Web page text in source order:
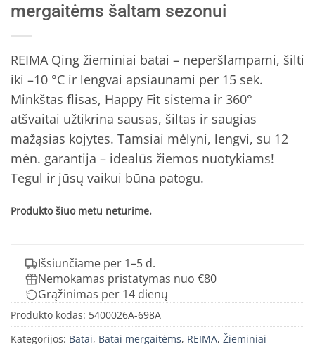
mergaitėms šaltam sezonui
REIMA Qing žieminiai batai – neperšlampami, šilti
iki –10 °C ir lengvai apsiaunami per 15 sek.
Minkštas flisas, Happy Fit sistema ir 360°
atšvaitai užtikrina sausas, šiltas ir saugias
mažąsias kojytes. Tamsiai mėlyni, lengvi, su 12
mėn. garantija – idealūs žiemos nuotykiams!
Tegul ir jūsų vaikui būna patogu.
Produkto šiuo metu neturime.
Išsiunčiame per 1–5 d.
Nemokamas pristatymas nuo €80
Grąžinimas per 14 dienų
Produkto kodas: 5400026A-698A
Kategorijos: Batai, Batai mergaitėms, REIMA, Žieminiai